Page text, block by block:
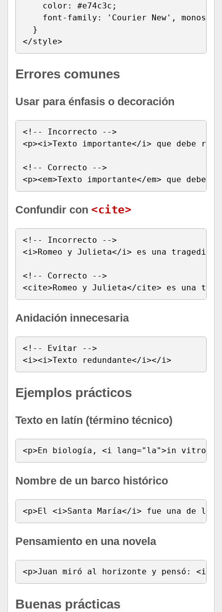
    color: #e74c3c;
font-family: 'Courier New',
  }
</style>
Errores comunes
Usar para énfasis o decoración
<!-- Incorrecto -->
<p><i>Texto importante</i> que debe
<!-- Correcto -->
<p><em>Texto importante</em> que debe
Confundir con <cite>
<!-- Incorrecto -->
<i>Romeo y Julieta</i> es una tragedia
<!-- Correcto -->
<cite>Romeo y Julieta</cite> es una
Anidación innecesaria
<!-- Evitar -->
<i><i>Texto redundante</i></i>
Ejemplos prácticos
Texto en latín (término técnico)
<p>En biología, <i lang="la">in vitro</
Nombre de un barco histórico
<p>El <i>Santa María</i> fue una de las
Pensamiento en una novela
<p>Juan miró al horizonte y pensó:
Buenas prácticas